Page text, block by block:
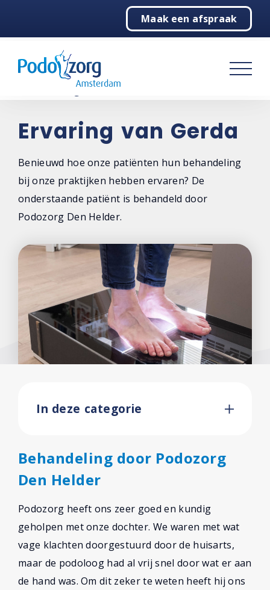
Maak een afspraak
Podologie
Behandelingen
Over ons
Ervaring van Gerda
Benieuwd hoe onze patiënten hun behandeling
bij onze praktijken hebben ervaren? De
onderstaande patiënt is behandeld door
Podozorg Den Helder.
In deze categorie
Behandeling door Podozorg
Den Helder
Podozorg heeft ons zeer goed en kundig
geholpen met onze dochter. We waren met wat
vage klachten doorgestuurd door de huisarts,
maar de podoloog had al vrij snel door wat er aan
de hand was. Om dit zeker te weten heeft hij ons